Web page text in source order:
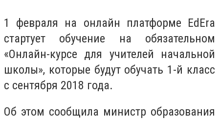
1 февраля на онлайн платформе EdEra
стартует обучение на обязательном
«Онлайн-курсе для учителей начальной
школы», которые будут обучать 1-й класс
с сентября 2018 года.
Об этом сообщила министр образования